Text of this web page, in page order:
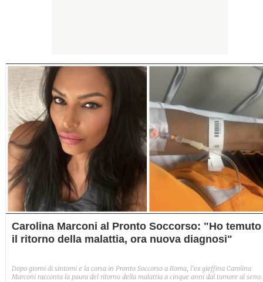
Carolina Marconi al Pronto Soccorso: "Ho temuto
il ritorno della malattia, ora nuova diagnosi"
Dopo giorni di sintomi e la corsa in Pronto Soccorso a Roma, l'ex gieffina Carolina
Marconi racconta la paura del ritorno della malattia a cinque anni dal tumore al seno.